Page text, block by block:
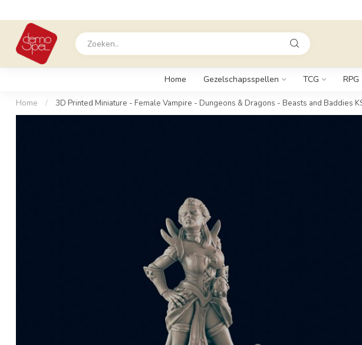
Home Gezelschapsspellen TCG RPG
Home / 3D Printed Miniature - Female Vampire - Dungeons & Dragons - Beasts and Baddies